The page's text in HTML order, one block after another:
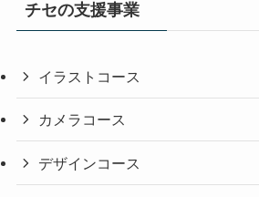
チセの支援事業
イラストコース
カメラコース
デザインコース